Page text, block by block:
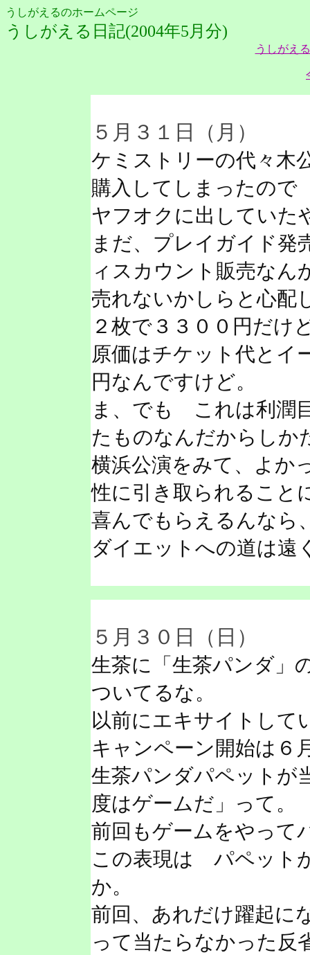
うしがえるのホームページ
うしがえる日記(2004年5月分)
うしがえ
５月３１日（月）
ケミストリーの代々木
購入してしまったので
ヤフオクに出していた
まだ、プレイガイド発
ィスカウント販売なん
売れないかしらと心配
２枚で３３００円だけ
原価はチケット代とイ
円なんですけど。
ま、でも これは利潤
たものなんだからしか
横浜公演をみて、よか
性に引き取られること
喜んでもらえるんなら
ダイエットへの道は遠
５月３０日（日）
生茶に「生茶パンダ」
ついてるな。
以前にエキサイトして
キャンペーン開始は６
生茶パンダパペットが
度はゲームだ」って。
前回もゲームをやって
この表現は パペット
か。
前回、あれだけ躍起に
って当たらなかった反